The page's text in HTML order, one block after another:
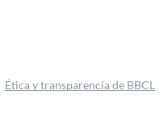
Ética y transparencia de BBCL